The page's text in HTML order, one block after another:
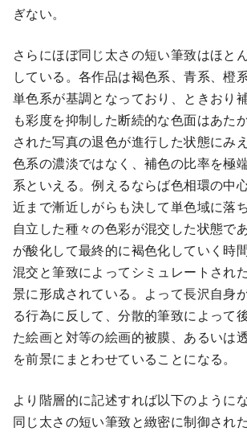
ぎない。
さらにほぼ同じ太さの短い筆致はほと
している。各作品は褐色系、青系、橙
単色系が基調となっており、ときおり
も彩度を抑制した断続的な色面はあた
された写真の退色が進行した状態にみ
色系の濃淡ではなく、補色の比率を極
系といえる。例えるならば色相環の中
近まで漸近しがらも決して単色域に落
自立した種々の色彩が混交した状態で
が酸化して最終的に褐色化していく時
混交と筆致によってシミュレートされ
景に形成されている。よって長沢自身
る行為に反して、分散的筆致によって
た絵画と対等の絵画的被膜、あるいは
を前景にまとわせていることになる。
より階層的に記述すれば以下のように
同じ太さの短い筆致と緻密に制御され